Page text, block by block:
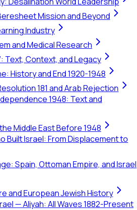
Mission and Beyond
Industry
and Medical Research
Text, Context, and Legacy
History and End 1920-1948
181 and Arab Rejection
1948: Text and
Middle East Before 1948
Built Israel: From Displacement to
Spain, Ottoman Empire, and Israel
and European Jewish History
— Aliyah: All Waves 1882-Present